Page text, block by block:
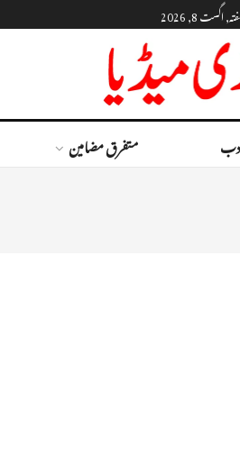
اگست 8, 2026
متفرق مضامین